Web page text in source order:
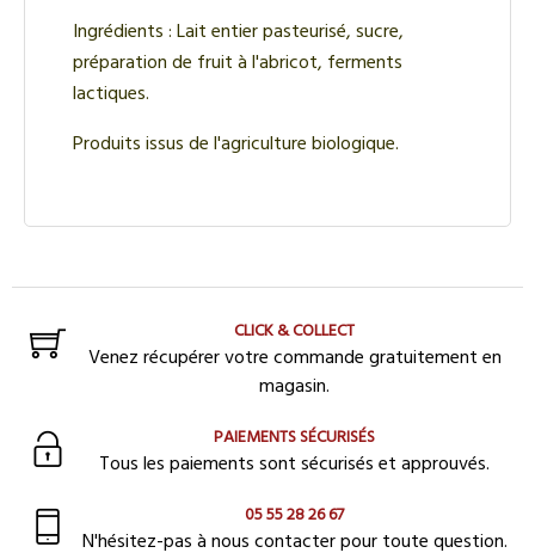
Ingrédients : Lait entier pasteurisé, sucre,
préparation de fruit à l'abricot, ferments
lactiques.
Produits issus de l'agriculture biologique.
CLICK & COLLECT
Venez récupérer votre commande gratuitement en
magasin.
PAIEMENTS SÉCURISÉS
Tous les paiements sont sécurisés et approuvés.
05 55 28 26 67
N'hésitez-pas à nous contacter pour toute question.